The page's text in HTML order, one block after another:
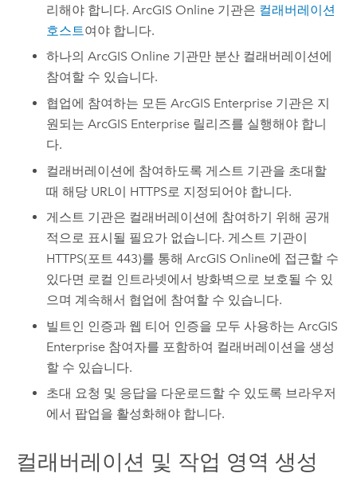
리해야 합니다.ArcGIS Online 기관은 컬래버레이션
호스트여야 합니다.
하나의ArcGIS Online 기관만 분산 컬래버레이션에
참여할 수 있습니다.
협업에 참여하는 모든ArcGIS Enterprise 기관은 지
원되는ArcGIS Enterprise 릴리즈를 실행해야 합니
다.
컬래버레이션에 참여하도록 게스트 기관을 초대할
때 해당 URL이 HTTPS로 지정되어야 합니다.
게스트 기관은 컬래버레이션에 참여하기 위해 공개
적으로 표시될 필요가 없습니다. 게스트 기관이
HTTPS(포트 443)를 통해ArcGIS Online에 접근할 수
있다면 로컬 인트라넷에서 방화벽으로 보호될 수 있
으며 계속해서 협업에 참여할 수 있습니다.
빌트인 인증과 웹 티어 인증을 모두 사용하는ArcGIS
Enterprise 참여자를 포함하여 컬래버레이션을 생성
할 수 있습니다.
초대 요청 및 응답을 다운로드할 수 있도록 브라우저
에서 팝업을 활성화해야 합니다.
컬래버레이션 및 작업 영역 생성